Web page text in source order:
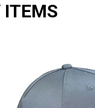
ITEMS